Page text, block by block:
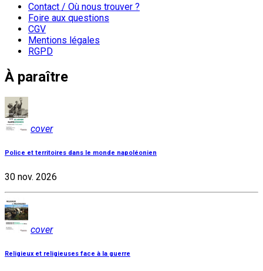
Contact / Où nous trouver ?
Foire aux questions
CGV
Mentions légales
RGPD
À paraître
cover
Police et territoires dans le monde napoléonien
30 nov. 2026
cover
Religieux et religieuses face à la guerre